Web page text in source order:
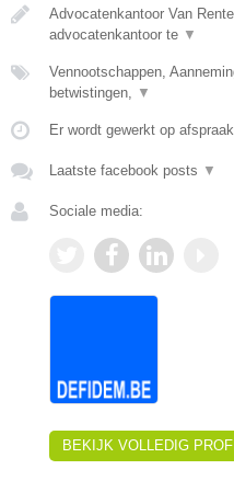
Advocatenkantoor Van
advocatenkantoor te ▼
Vennootschappen,
betwistingen,
▼
Er wordt gewerkt op afspraak.
Laatste facebook posts ▼
Sociale media:
BEKIJK VOLLEDIG